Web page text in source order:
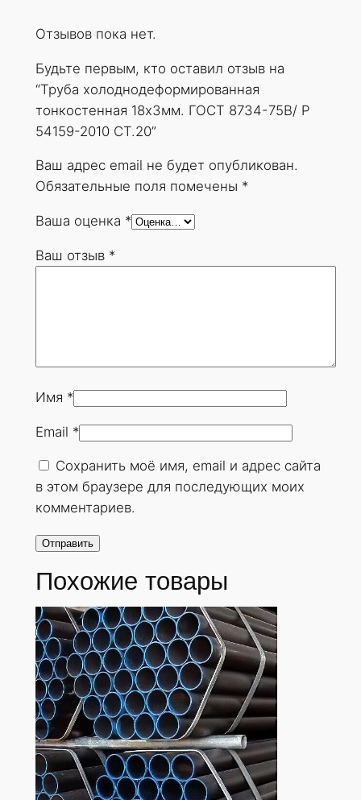
о
е
ф
о
р
м
и
о
в
а
т
о
к
н
1
8
х
3
м
м
.
Г
О
Отзывов пока нет.
Будьте первым, кто оставил отзыв на
“Труба холоднодеформированная
тонкостенная 18х3мм. ГОСТ 8734-75В/ Р
54159-2010 СТ.20”
Ваш адрес email не будет опубликован.
Обязательные поля помечены *
Ваша оценка *
Ваш отзыв *
Имя *
Email *
Сохранить моё имя, email и адрес сайта
в этом браузере для последующих моих
комментариев.
Похожие товары